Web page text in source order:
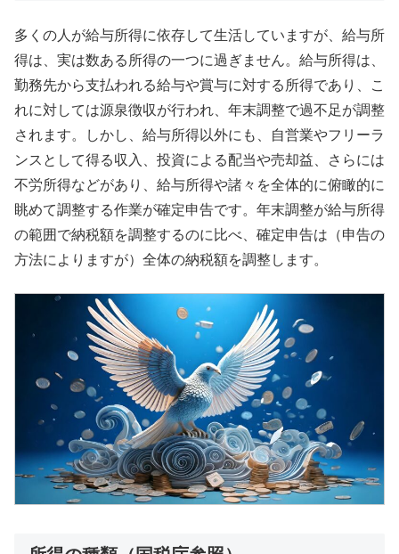
多くの人が給与所得に依存して生活していますが、給与所
得は、実は数ある所得の一つに過ぎません。給与所得は、
勤務先から支払われる給与や賞与に対する所得であり、こ
れに対しては源泉徴収が行われ、年末調整で過不足が調整
されます。しかし、給与所得以外にも、自営業やフリーラ
ンスとして得る収入、投資による配当や売却益、さらには
不労所得などがあり、給与所得や諸々を全体的に俯瞰的に
眺めて調整する作業が確定申告です。年末調整が給与所得
の範囲で納税額を調整するのに比べ、確定申告は（申告の
方法によりますが）全体の納税額を調整します。